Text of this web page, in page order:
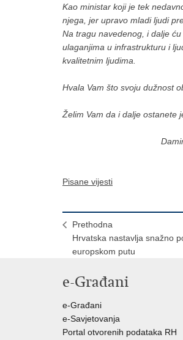
Kao ministar koji je tek
njega, jer upravo mladi ljudi
Na tragu navedenog, i dalje
ulaganjima u infrastrukturu i
kvalitetnim ljudima.
Hvala Vam što svoju dužnost
Želim Vam da i dalje ostanete
Pisane vijesti
Prethodna
Hrvatska nastavlja snažno
europskom putu
e-Građani
e-Građani
e-Savjetovanja
Portal otvorenih podataka RH